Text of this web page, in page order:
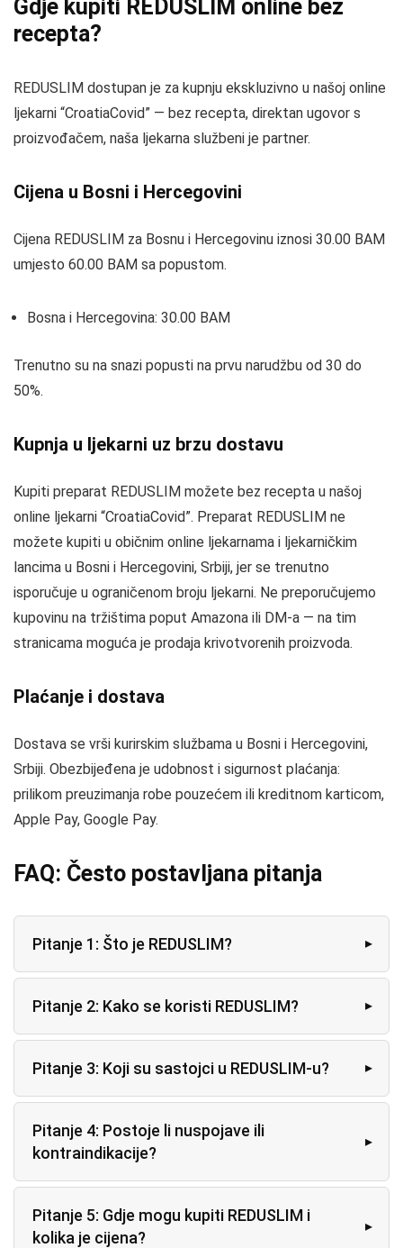
Gdje kupiti REDUSLIM online bez
recepta?
REDUSLIM dostupan je za kupnju ekskluzivno u našoj online
ljekarni “CroatiaCovid” — bez recepta, direktan ugovor s
proizvođačem, naša ljekarna službeni je partner.
Cijena u Bosni i Hercegovini
Cijena REDUSLIM za Bosnu i Hercegovinu iznosi 30.00 BAM
umjesto 60.00 BAM sa popustom.
Bosna i Hercegovina: 30.00 BAM
Trenutno su na snazi popusti na prvu narudžbu od 30 do
50%.
Kupnja u ljekarni uz brzu dostavu
Kupiti preparat REDUSLIM možete bez recepta u našoj
online ljekarni “CroatiaCovid”. Preparat REDUSLIM ne
možete kupiti u običnim online ljekarnama i ljekarničkim
lancima u Bosni i Hercegovini, Srbiji, jer se trenutno
isporučuje u ograničenom broju ljekarni. Ne preporučujemo
kupovinu na tržištima poput Amazona ili DM-a — na tim
stranicama moguća je prodaja krivotvorenih proizvoda.
Plaćanje i dostava
Dostava se vrši kurirskim službama u Bosni i Hercegovini,
Srbiji. Obezbijeđena je udobnost i sigurnost plaćanja:
prilikom preuzimanja robe pouzećem ili kreditnom karticom,
Apple Pay, Google Pay.
FAQ: Često postavljana pitanja
Pitanje 1: Što je REDUSLIM?
Pitanje 2: Kako se koristi REDUSLIM?
Pitanje 3: Koji su sastojci u REDUSLIM-u?
Pitanje 4: Postoje li nuspojave ili
kontraindikacije?
Pitanje 5: Gdje mogu kupiti REDUSLIM i
kolika je cijena?